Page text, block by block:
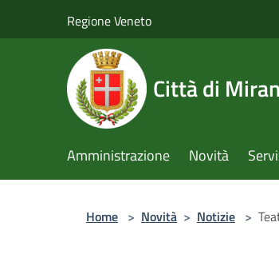
Regione Veneto
Città di
Amministrazione Novità
Home > Novità > Notizie >